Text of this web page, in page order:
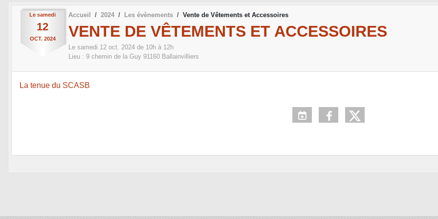
Le samedi
12
OCT. 2024
Accueil 2024 Les évènements Vente de Vêtements et Accessoires
VENTE DE VÊTEMENTS ET ACCESSOIRES
Le samedi 12 oct. 2024 de 10h à 12h
Lieu : 9 chemin de la Guy 91160 Ballainvilliers
La tenue du SCASB